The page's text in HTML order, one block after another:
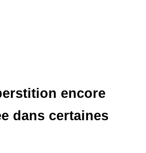
encore
dans certaines